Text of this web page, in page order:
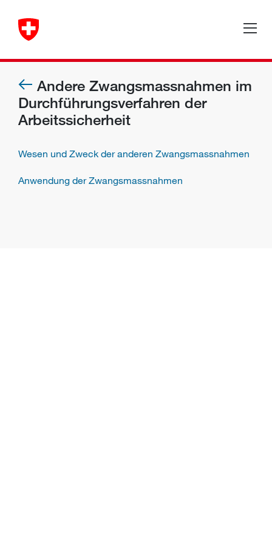
Andere Zwangsmassnahmen im
Durchführungsverfahren der
Arbeitssicherheit
Wesen und Zweck der anderen Zwangsmassnahmen
Anwendung der Zwangsmassnahmen